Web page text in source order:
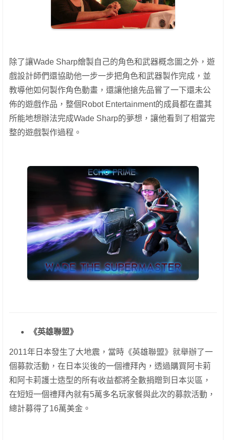
除了讓Wade Sharp繪製自己的角色和武器概念圖之外，遊
戲設計師們還協助他一步一步把角色和武器製作完成，並
教導他如何製作角色動畫，還讓他搶先品嘗了一下還未公
佈的遊戲作品，整個Robot Entertainment的成員都在盡其
所能地想辦法完成Wade Sharp的夢想，讓他看到了相當完
整的遊戲製作過程。
《英雄聯盟》
2011年日本發生了大地震，當時《英雄聯盟》就舉辦了一
個募款活動，在日本災後的一個禮拜內，透過購買阿卡莉
和阿卡莉護士造型的所有收益都將全數捐贈到日本災區，
在短短一個禮拜內就有5萬多名玩家餐與此次的募款活動，
總計募得了16萬美金。